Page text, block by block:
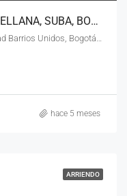
OFICINA EN VENTA EN LA CASTELLANA, SUBA, BOGOTÁ, D.C. – (971)
hace 5 meses
ARRIENDO